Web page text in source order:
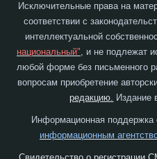
Исключительные права на
соответствии с
интеллектуальной
национальный", и не подлежат
любой форме без письменного
вопросам приобретение
редакцию. Издание
Информационная поддержка
информационным